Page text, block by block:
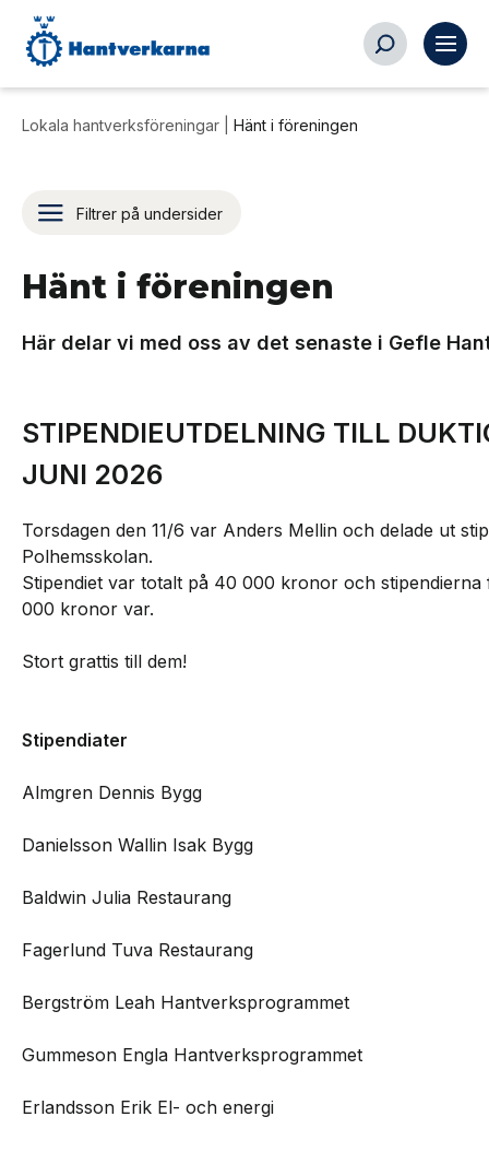
Lokala hantverksföreningar Hänt i föreningen
Filtrer på undersider
Hänt i föreningen
Här delar vi med oss av det senaste i Gefle
STIPENDIEUTDELNING TILL
JUNI 2026
Torsdagen den 11/6 var Anders Mellin och delade ut
Polhemsskolan.
Stipendiet var totalt på 40 000 kronor och
000 kronor var.
Stort grattis till dem!
Stipendiater
Almgren Dennis Bygg
Danielsson Wallin Isak Bygg
Baldwin Julia Restaurang
Fagerlund Tuva Restaurang
Bergström Leah Hantverksprogrammet
Gummeson Engla Hantverksprogrammet
Erlandsson Erik El- och energi